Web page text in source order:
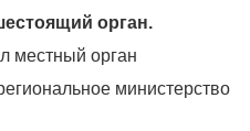
орган.
местный орган
министерство